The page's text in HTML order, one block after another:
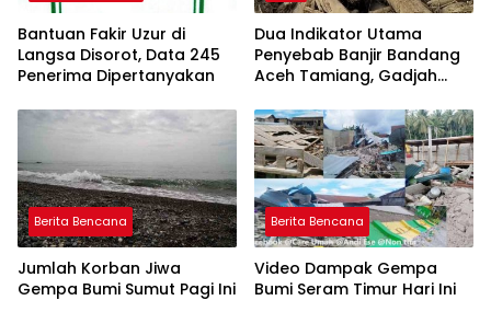
Bantuan Fakir Uzur di
Langsa Disorot, Data 245
Penerima Dipertanyakan
Dua Indikator Utama
Penyebab Banjir Bandang
Aceh Tamiang, Gadjah
DAS
Berita Bencana
Jumlah Korban Jiwa
Gempa Bumi Sumut Pagi Ini
Berita Bencana
Video Dampak Gempa
Bumi Seram Timur Hari Ini